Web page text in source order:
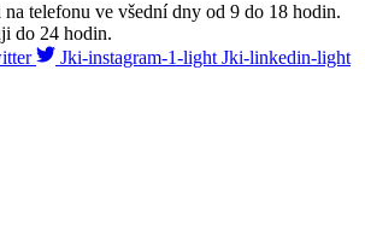
telefonu ve všední dny od 9 do 18 hodin.
do 24 hodin.
Jki-instagram-1-light Jki-linkedin-light